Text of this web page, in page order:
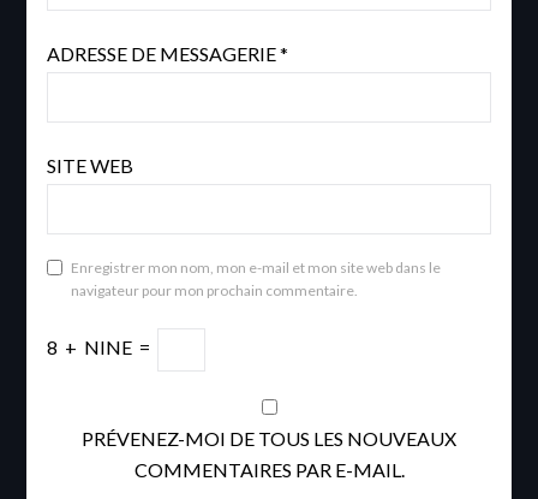
ADRESSE DE MESSAGERIE*
SITE WEB
Enregistrer mon nom, mon e-mail et mon site web dans le
navigateur pour mon prochain commentaire.
8 + NINE =
PRÉVENEZ-MOI DE TOUS LES NOUVEAUX
COMMENTAIRES PAR E-MAIL.